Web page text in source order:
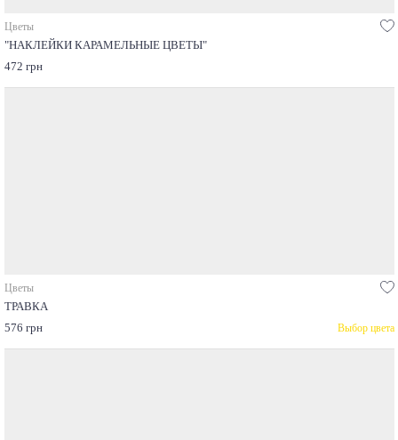
Цветы
"НАКЛЕЙКИ КАРАМЕЛЬНЫЕ ЦВЕТЫ"
472 грн
Цветы
ТРАВКА
576 грн
Выбор цвета